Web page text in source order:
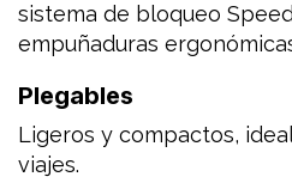
sistema de bloqueo
empuñaduras
Plegables
Ligeros y compactos,
viajes.